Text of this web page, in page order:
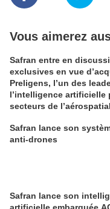
Vous aimerez
Safran entre en
exclusives en vue
Preligens, l’un des
l’intelligence artificielle
secteurs de
Safran lance son
anti-drones
Safran lance son